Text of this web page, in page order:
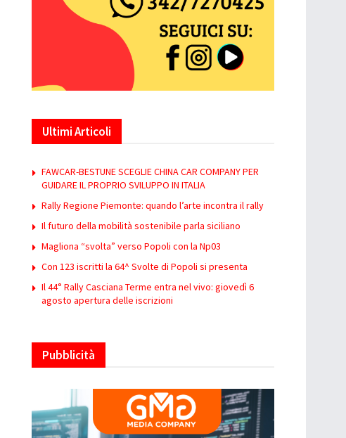
Ultimi Articoli
FAWCAR-BESTUNE SCEGLIE CHINA CAR COMPANY PER
GUIDARE IL PROPRIO SVILUPPO IN ITALIA
Rally Regione Piemonte: quando l’arte incontra il rally
Il futuro della mobilità sostenibile parla siciliano
Magliona “svolta” verso Popoli con la Np03
Con 123 iscritti la 64^ Svolte di Popoli si presenta
Il 44° Rally Casciana Terme entra nel vivo: giovedì 6
agosto apertura delle iscrizioni
Pubblicità